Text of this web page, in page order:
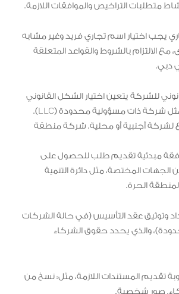
متطلبات التراخيص والموافقات اللازمة.
يجب اختيار اسم تجاري فريد وغير مشابه
الالتزام بالشروط والقواعد المتعلقة
دبي.
للشركة يتعين اختيار الشكل القانوني
المناسب للشركة، مثل شركة ذات مسؤولية محدودة (LLC).
أجنبية أو محلية. شركة منطقة
مبدئية تقديم طلب للحصول على
الجهات المختصة، مثل دائرة التنمية
الحرة.
وتوثيق عقد التأسيس (في حالة الشركات
والذي يحدد حقوق الشركاء
تقديم المستندات اللازمة، مثل: نسخ من
صور شخصية.